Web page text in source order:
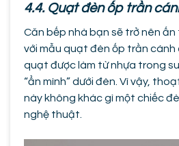
4.4. Quạt đèn ốp trần
Căn bếp nhà bạn sẽ trở nên
với mẫu quạt đèn ốp trần cánh
quạt được làm từ nhựa trong
“ẩn mình” dưới đèn. Vì vậy,
này không khác gì một chiếc
nghệ thuật.